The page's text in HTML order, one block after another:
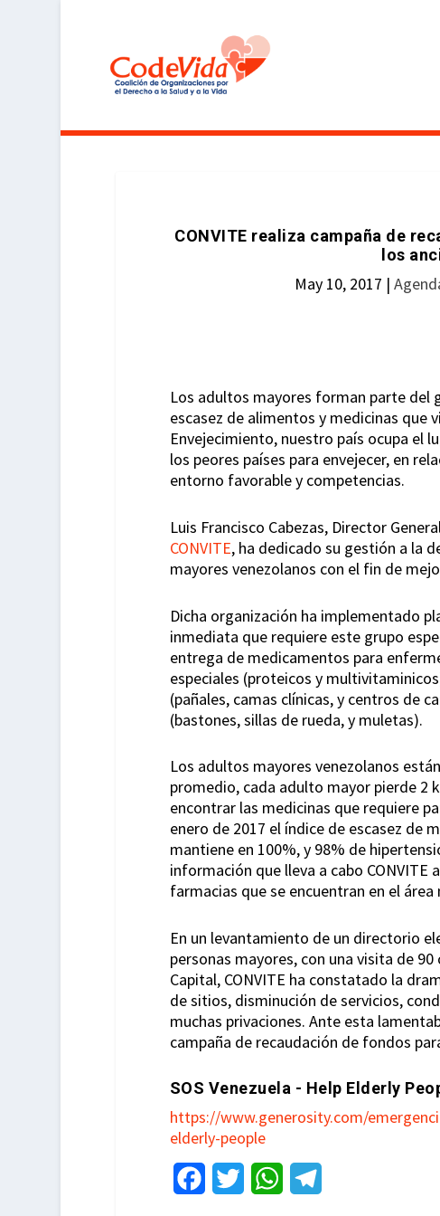
CONVITE realiza campaña de
los
May 10, 2017 |
Los adultos mayores forman parte del
escasez de alimentos y medicinas que
Envejecimiento, nuestro país ocupa el
los peores países para envejecer, en
entorno favorable y competencias.
Luis Francisco Cabezas, Director
CONVITE, ha dedicado su gestión a la
mayores venezolanos con el fin de
Dicha organización ha implementado
inmediata que requiere este grupo
entrega de medicamentos para
especiales (proteicos y
(pañales, camas clínicas, y centros de
(bastones, sillas de rueda, y muletas).
Los adultos mayores venezolanos
promedio, cada adulto mayor pierde 2
encontrar las medicinas que requiere
enero de 2017 el índice de escasez de
mantiene en 100%, y 98% de
información que lleva a cabo CONVITE
farmacias que se encuentran en el
En un levantamiento de un directorio
personas mayores, con una visita de
Capital, CONVITE ha constatado la
de sitios, disminución de servicios,
muchas privaciones. Ante esta
campaña de recaudación de fondos
SOS Venezuela - Help Elderly
https://www.generosity.com/
elderly-people